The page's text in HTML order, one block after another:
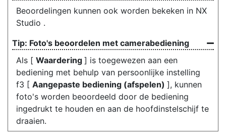
Beoordelingen kunnen ook worden bekeken in NX
Studio .
Foto's beoordelen met camerabediening
Als [ Waardering ] is toegewezen aan een
bediening met behulp van persoonlijke instelling
f3 [ Aangepaste bediening (afspelen) ], kunnen
foto's worden beoordeeld door de bediening
ingedrukt te houden en aan de hoofdinstelschijf te
draaien.